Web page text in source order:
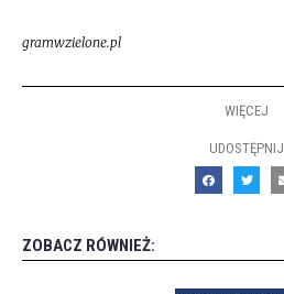
gramwzielone.pl
WIĘCEJ
UDOSTĘPNIJ
ZOBACZ RÓWNIEŻ: